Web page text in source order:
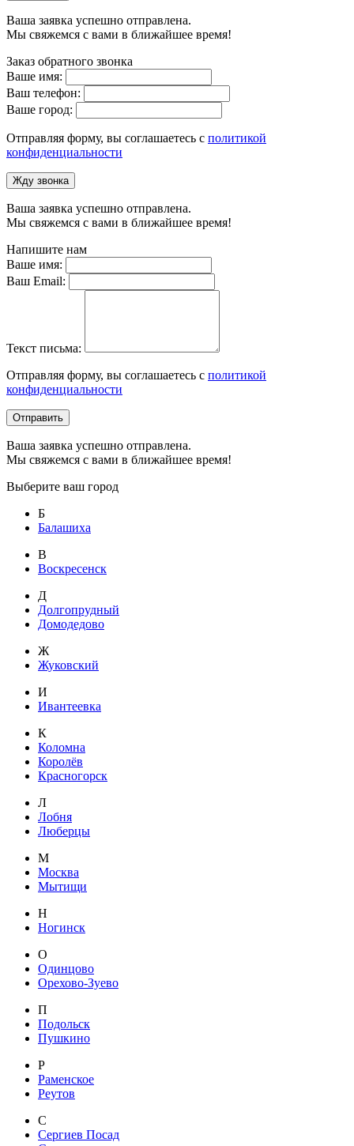
Ваша заявка успешно отправлена.
Мы свяжемся с вами в ближайшее время!
Заказ обратного звонка
Ваше имя:
Ваш телефон:
Ваше город:
Отправляя форму, вы соглашаетесь с политикой
конфиденциальности
Жду звонка
Ваша заявка успешно отправлена.
Мы свяжемся с вами в ближайшее время!
Напишите нам
Ваше имя:
Ваш Email:
Текст письма:
Отправляя форму, вы соглашаетесь с политикой
конфиденциальности
Отправить
Ваша заявка успешно отправлена.
Мы свяжемся с вами в ближайшее время!
Выберите ваш город
Б
Балашиха
В
Воскресенск
Д
Долгопрудный
Домодедово
Ж
Жуковский
И
Ивантеевка
К
Коломна
Королёв
Красногорск
Л
Лобня
Люберцы
М
Москва
Мытищи
Н
Ногинск
О
Одинцово
Орехово-Зуево
П
Подольск
Пушкино
Р
Раменское
Реутов
С
Сергиев Посад